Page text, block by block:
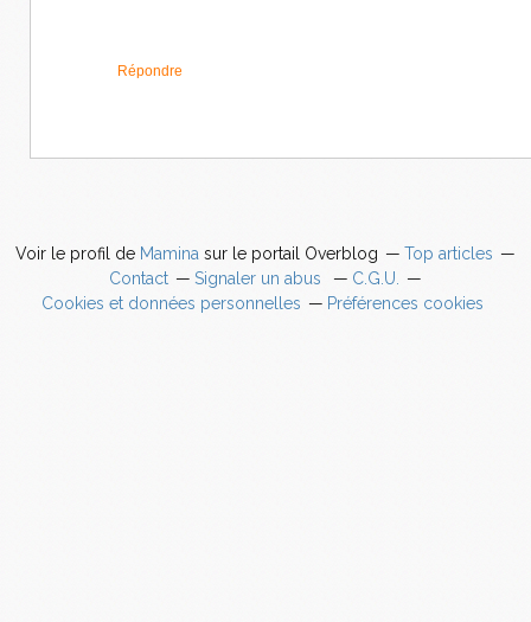
Répondre
Voir le profil de Mamina sur le portail Overblog
Top articles
Contact
Signaler un abus
C.G.U.
Cookies et données personnelles
Préférences cookies